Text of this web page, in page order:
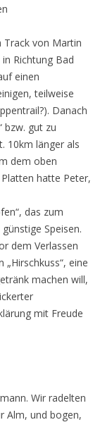
Track von Martin
Richtung Bad
einen
teilweise
Danach
bzw. gut zu
10km länger als
dem oben
hatte Peter,
das zum
Speisen.
dem Verlassen
eine
machen will,
mit Freude
Wir radelten
Alm, und bogen,